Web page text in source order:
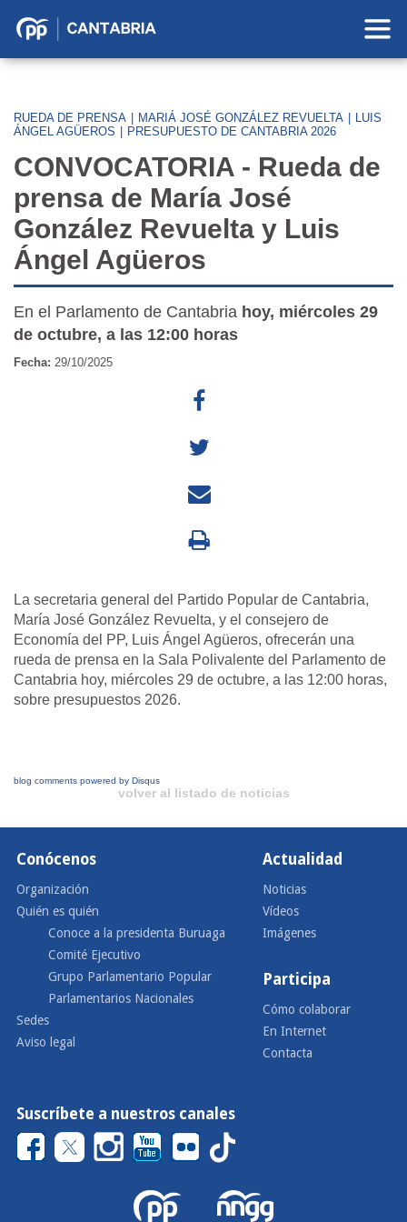
Partido
Cantabria
RUEDA DE PRENSA MARIÁ JOSÉ GONZÁLEZ REVUELTA
LUIS
ÁNGEL AGÜEROS
PRESUPUESTO DE CANTABRIA 2026
CONVOCATORIA - Rueda de
prensa de María José
González Revuelta y Luis
Ángel Agüeros
En el Parlamento de Cantabria hoy, miércoles 29
de octubre, a las 12:00 horas
Fecha: 29/10/2025
La secretaria general del Partido Popular de Cantabria,
María José González Revuelta, y el consejero de
Economía del PP, Luis Ángel Agüeros, ofrecerán una
rueda de prensa en la Sala Polivalente del Parlamento de
Cantabria hoy, miércoles 29 de octubre, a las 12:00 horas,
sobre presupuestos 2026.
blog comments powered by Disqus
volver al listado de noticias
Conócenos
Organización
Quién es quién
Conoce a la presidenta Buruaga
Comité Ejecutivo
Grupo Parlamentario Popular
Parlamentarios Nacionales
Sedes
Aviso legal
Actualidad
Noticias
Vídeos
Imágenes
Participa
Cómo colaborar
En Internet
Contacta
Suscríbete a nuestros canales